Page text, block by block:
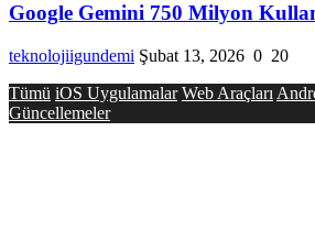
Google Gemini 750 Milyon
teknolojiigundemi Şubat 13, 2026 0 20
Tümü iOS Uygulamalar Web Araçları
Güncellemeler